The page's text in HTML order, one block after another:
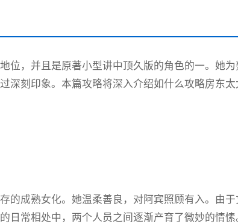
位，并且是原著小型讲中顶久版的角色的一。她为
深刻印象。本篇攻略将深入介绍如什么攻略房东
的成熟女化。她温柔善良，对阿宾照顾有入。由
常相处中，两个人员之间逐渐产育了微妙的情愫